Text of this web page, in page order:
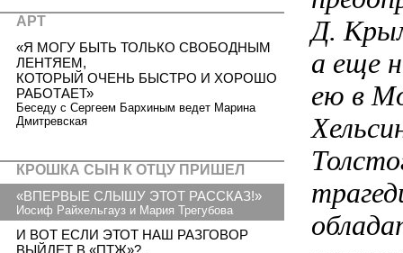
Д.
а еще
ею в
АРТ
«Я МОГУ БЫТЬ ТОЛЬКО СВОБОДНЫМ
ЛЕНТЯЕМ,
КОТОРЫЙ ОЧЕНЬ БЫСТРО И ХОРОШО
РАБОТАЕТ»
Беседу с Сергеем Бархиным ведет Марина
Дмитревская
КРОШКА СЫН К ОТЦУ ПРИШЕЛ
«ВПЕРВЫЕ СЛЫШУ ЭТОТ РАССКАЗ!»
Иосиф Райхельгауз и Мария Трегубова
И ВОТ ЕСЛИ ЭТОТ НАШ РАЗГОВОР